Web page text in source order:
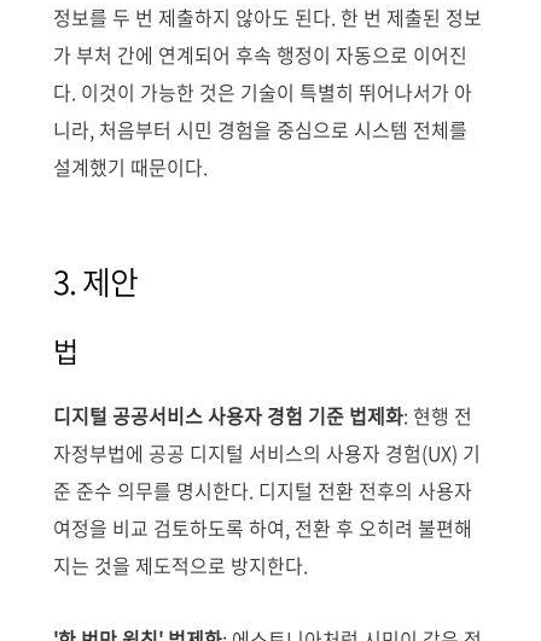
정보를 두 번 제출하지 않아도 된다. 한 번 제출된 정보
가 부처 간에 연계되어 후속 행정이 자동으로 이어진
다. 이것이 가능한 것은 기술이 특별히 뛰어나서가 아
니라, 처음부터 시민 경험을 중심으로 시스템 전체를
설계했기 때문이다.
3. 제안
법
디지털 공공서비스 사용자 경험 기준 법제화: 현행 전
자정부법에 공공 디지털 서비스의 사용자 경험(UX) 기
준 준수 의무를 명시한다. 디지털 전환 전후의 사용자
여정을 비교 검토하도록 하여, 전환 후 오히려 불편해
지는 것을 제도적으로 방지한다.